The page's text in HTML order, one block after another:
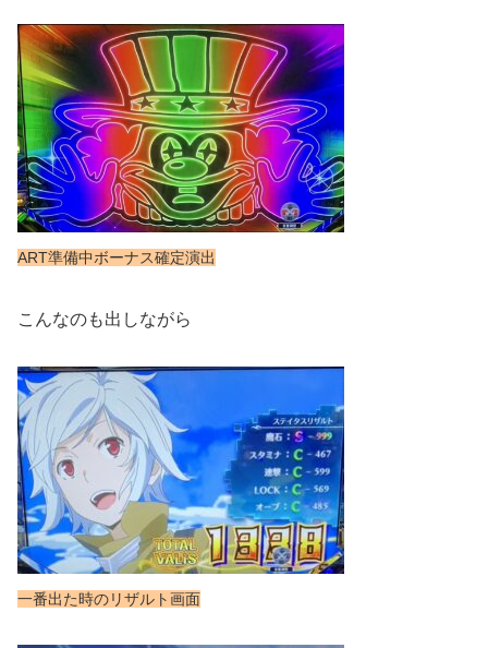
ART準備中ボーナス確定演出
こんなのも出しながら
一番出た時のリザルト画面